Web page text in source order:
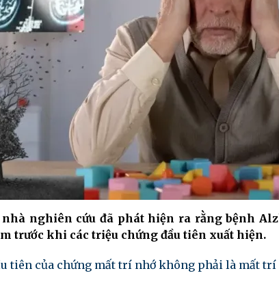
nhà nghiên cứu đã phát hiện ra rằng bệnh
trước khi các triệu chứng đầu tiên xuất hiện.
tiên của chứng mất trí nhớ không phải là mất trí